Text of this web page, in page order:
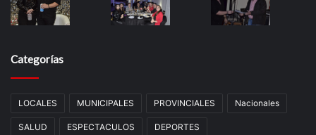
Categorías
LOCALES MUNICIPALES PROVINCIALES Nacionales
SALUD ESPECTACULOS DEPORTES